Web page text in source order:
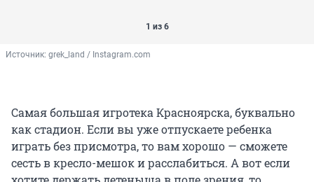
1 из 6
Источник: grek_land / Instagram.com
Самая большая игротека Красноярска, буквально
как стадион. Если вы уже отпускаете ребенка
играть без присмотра, то вам хорошо — сможете
сесть в кресло-мешок и расслабиться. А вот если